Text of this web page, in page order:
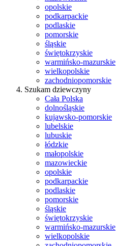
opolskie
podkarpackie
podlaskie
pomorskie
śląskie
świętokrzyskie
warmińsko-mazurskie
wielkopolskie
zachodniopomorskie
Szukam dziewczyny
Cała Polska
dolnośląskie
kujawsko-pomorskie
lubelskie
lubuskie
łódzkie
małopolskie
mazowieckie
opolskie
podkarpackie
podlaskie
pomorskie
śląskie
świętokrzyskie
warmińsko-mazurskie
wielkopolskie